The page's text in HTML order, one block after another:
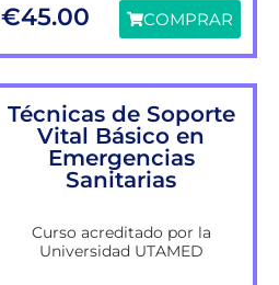
€45.00 COMPRAR
Técnicas de Soporte
Vital Básico en
Emergencias
Sanitarias
Curso acreditado por la
Universidad UTAMED